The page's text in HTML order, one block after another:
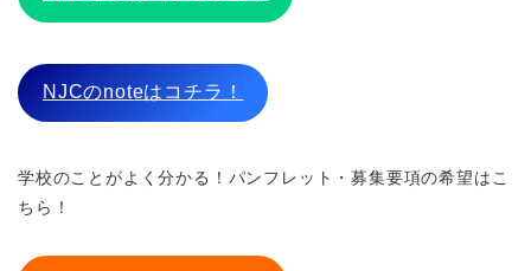
NJCのnoteはコチラ！
学校のことがよく分かる！パンフレット・募集要項の希望はこ
ちら！